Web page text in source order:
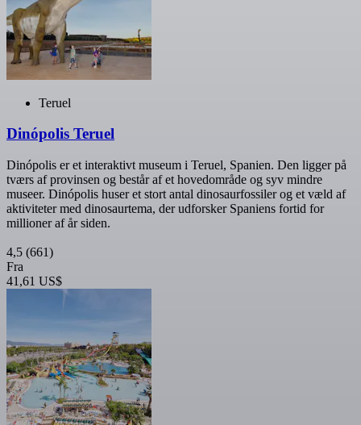
Teruel
Dinópolis Teruel
Dinópolis er et interaktivt museum i Teruel, Spanien. Den ligger på
tværs af provinsen og består af et hovedområde og syv mindre
museer. Dinópolis huser et stort antal dinosaurfossiler og et væld af
aktiviteter med dinosaurtema, der udforsker Spaniens fortid for
millioner af år siden.
4,5 (661)
Fra
41,61 US$